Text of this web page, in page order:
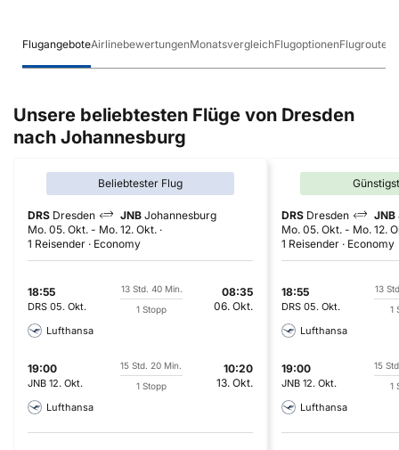
FlugangeboteAirlinebewertungenMonatsvergleichFlugoptionenFlugrouten
Unsere beliebtesten Flüge von Dresden
nach Johannesburg
Beliebtester Flug
DRS Dresden JNB Johannesburg
Mo. 05. Okt. - Mo. 12. Okt.
1 Reisender
Economy
18:55
DRS 05. Okt.
13 Std. 40 Min.
1 Stopp
08:35
06. Okt.
Lufthansa
19:00
JNB 12. Okt.
15 Std. 20 Min.
1 Stopp
10:20
13. Okt.
Lufthansa
DRS Dresden JNB
Mo. 05. Okt. - Mo. 12.
1 Reisender
Economy
18:55
DRS 05. Okt.
13
1
Lufthansa
19:00
JNB 12. Okt.
15
1
Lufthansa